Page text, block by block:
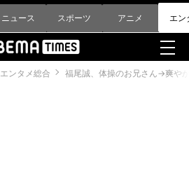
ニュース スポーツ アニメ エン
エンタメ総合 福尾誠、体操のお兄さん→爽や